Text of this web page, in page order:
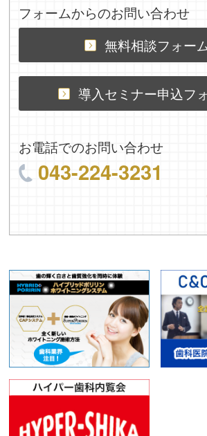
フォームからのお問い合わせ
無料相談フォー
導入セミナー申込フ
お電話でのお問い合わせ
043-224-3231